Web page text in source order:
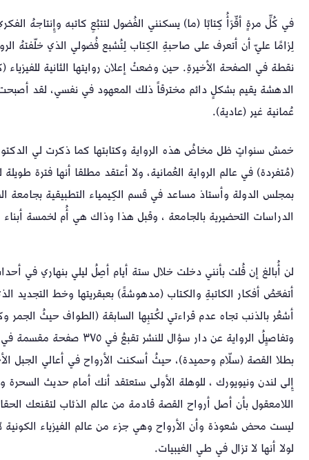
في كُلِّ مرةٍ أقّرَأُ كِتابًا (ما) يسكنني الفُضول لتتبُعِ كاتبه وإِنتاجهُ
لِزامًا عليّ أن أتعرف ‏على صاحبةِ الكِتاب لِتُشبع فُضولي الذي خلّفتهُ
نقطة ‏في الصفحة الأخيرةِ. ‏حين وضعتْ إعلان روايتها الثانية
الدهشة يقيم بشكلٍ دائم مخترقاً ذلك المعهود في نفسي، لقد
عُمانية غير (عادية).
خمسُ سنواتٍ ظل مخاضُ هذه ‏الرواية وكتابتها كما ذكرت لي
(مُتفردة) في عالم الرواية العُمانية، ‏ولا أعتقد مطلقا أنها فترة
بمجلس الدولة وأستاذ مساعد في قسم الكِيمياء التطبيقية بجامعة
الدراسات التحضيرية بالجامعة ، وقبل هذا وذاك هي أُم لخمسة
لن أُبالغ إن قُلت بأنني دخلت خلال ستة أيام أصِلُ ليلي بنهاري في
أتفحّصُ أفكار الكاتبةِ والكتاب (مدهوشةً) بعبقريتها وخط التجديد
أشعُر بالذنب تجاه عدم قراءتي لكُتبِها السابقة (الطواف حيثُ الجمر
وتفاصيِلُ الرواية عن دار سؤال
بطلا القصة (سلّام وحميدة)، حيثُ أسكنت الأرواح في أعالي الجبل
إِلى لندن ونيويورك ، للوهلة الأولى ستعتقد أنك أمام حديث
اللامعقول بأن أصل أرواح القصة قادمة من عالم الذئاب لتقنعك
ليست محض شعوذة وأن الأرواح وهي جزء من عالم الفيزياء الكونية
لولا أنها لا تزال في طي الغيبيات.